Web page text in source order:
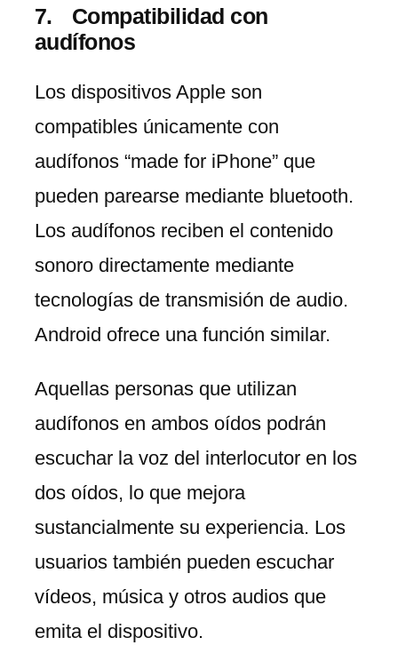
Compatibilidad con
audífonos
Los dispositivos Apple son
compatibles únicamente con
audífonos “made for iPhone” que
pueden parearse mediante bluetooth.
Los audífonos reciben el contenido
sonoro directamente mediante
tecnologías de transmisión de audio.
Android ofrece una función similar.
Aquellas personas que utilizan
audífonos en ambos oídos podrán
escuchar la voz del interlocutor en los
dos oídos, lo que mejora
sustancialmente su experiencia. Los
usuarios también pueden escuchar
vídeos, música y otros audios que
emita el dispositivo.